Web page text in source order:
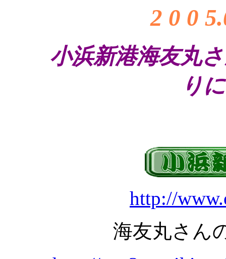
2 0 0
小浜新港海友丸
り
http://
海友丸さん